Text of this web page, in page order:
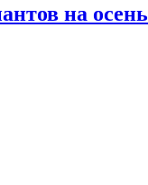
на осень